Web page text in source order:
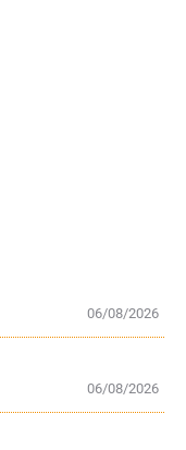
06/08/2026
06/08/2026